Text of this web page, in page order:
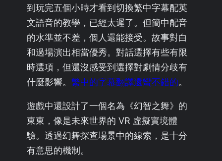
到玩完五個小時才看到切換繁中字幕配英
文語音的教學，已經太遲了。但簡中配音
的水準並不差，個人還能接受。故事對白
和過場演出相當優秀。對話選擇有些有限
時選項，但還沒感受到選擇對劇情分歧有
什麼影響。繁中的字幕翻譯還蠻不錯的。
遊戲中還設計了一個名為《幻智之舞》的
東東，像是未來世界的 VR 虛擬實境體
驗。透過幻舞探查場景中的線索，是十分
有意思的機制。